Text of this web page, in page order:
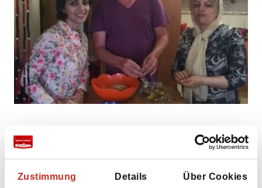
Zustimmung Details Über Cookies
Ein Besuch bei einer iranischen Familie zu
Hause gibt Ihnen einen einzigartigen Einblick
denen Sie immer für einen Abend Platz